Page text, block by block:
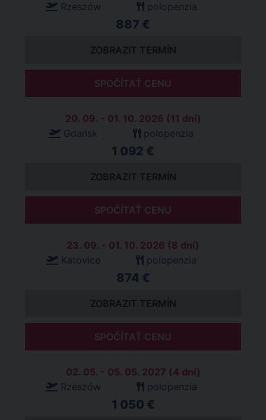
Rzeszów
polopenzia
887 €
ZOBRAZIT TERMÍN
SPOČÍTAŤ CENU
20. 09. - 01. 10. 2026 (11 dní)
Gdańsk
polopenzia
1 092 €
ZOBRAZIT TERMÍN
SPOČÍTAŤ CENU
23. 09. - 01. 10. 2026 (8 dní)
Katovice
polopenzia
874 €
ZOBRAZIT TERMÍN
SPOČÍTAŤ CENU
02. 05. - 05. 05. 2027 (4 dní)
Rzeszów
polopenzia
1 050 €